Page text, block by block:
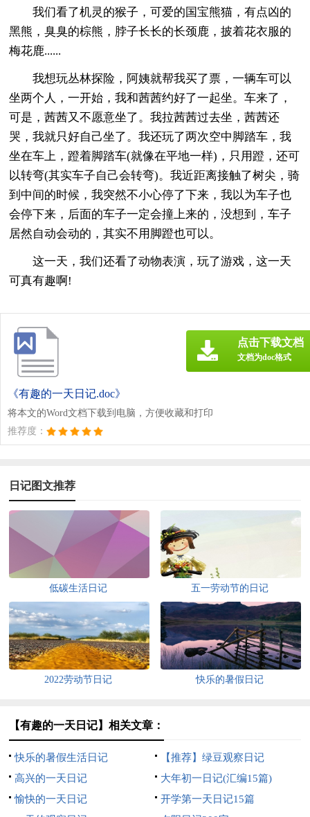
我们看了机灵的猴子，可爱的国宝熊猫，有点凶的
黑熊，臭臭的棕熊，脖子长长的长颈鹿，披着花衣服的
梅花鹿......
我想玩丛林探险，阿姨就帮我买了票，一辆车可以
坐两个人，一开始，我和茜茜约好了一起坐。车来了，
可是，茜茜又不愿意坐了。我拉茜茜过去坐，茜茜还
哭，我就只好自己坐了。我还玩了两次空中脚踏车，我
坐在车上，蹬着脚踏车(就像在平地一样)，只用蹬，还可
以转弯(其实车子自己会转弯)。我近距离接触了树尖，骑
到中间的时候，我突然不小心停了下来，我以为车子也
会停下来，后面的车子一定会撞上来的，没想到，车子
居然自动会动的，其实不用脚蹬也可以。
这一天，我们还看了动物表演，玩了游戏，这一天
可真有趣啊!
《有趣的一天日记.doc》
将本文的Word文档下载到电脑，方便收藏和打印
推荐度：
点击下载文档
文档为doc格式
日记图文推荐
低碳生活日记 五一劳动节的日记
2022劳动节日记 快乐的暑假日记
【有趣的一天日记】相关文章：
快乐的暑假生活日记
【推荐】绿豆观察日记
高兴的一天日记
大年初一日记(汇编15篇)
愉快的一天日记
开学第一天日记15篇